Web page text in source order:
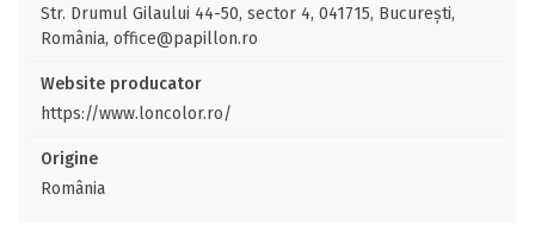
Str. Drumul Gilaului 44-50, sector 4, 041715, București,
România, office@papillon.ro
Website producator
https://www.loncolor.ro/
Origine
România